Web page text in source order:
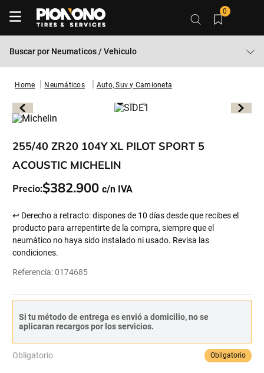
0
Buscar por Neumaticos / Vehiculo
Neumáticos Auto, Suv y Camioneta
255/40 ZR20 104Y XL PILOT SPORT 5
ACOUSTIC MICHELIN
Precio:$382.900
↩ Derecho a retracto: dispones de 10 días desde que recibes el
producto para arrepentirte de la compra, siempre que el
neumático no haya sido instalado ni usado. Revisa las
condiciones.
Referencia:0174685
Si tu método de entrega es envió a domicilio, no se
aplicaran recargos por los servicios.
Obligatorio Obligatorio